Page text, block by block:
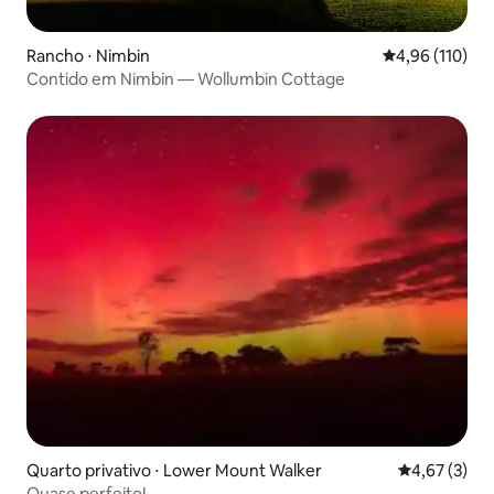
Rancho ⋅ Nimbin 4,96 de uma
4,96 (110)
Contido em Nimbin — Wollumbin Cottage
Quarto privativo ⋅ Lower Mount Walker 4,67 de
4,67 (3)